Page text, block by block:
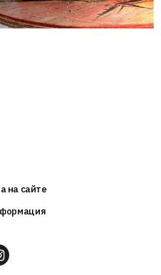
на сайте